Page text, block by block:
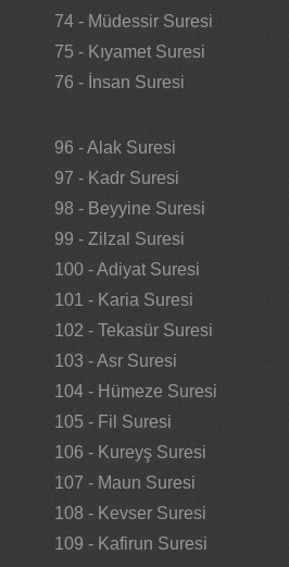
74 - Müdessir Suresi
75 - Kıyamet Suresi
76 - İnsan Suresi
96 - Alak Suresi
97 - Kadr Suresi
98 - Beyyine Suresi
99 - Zilzal Suresi
100 - Adiyat Suresi
101 - Karia Suresi
102 - Tekasür Suresi
103 - Asr Suresi
104 - Hümeze Suresi
105 - Fil Suresi
106 - Kureyş Suresi
107 - Maun Suresi
108 - Kevser Suresi
109 - Kafirun Suresi